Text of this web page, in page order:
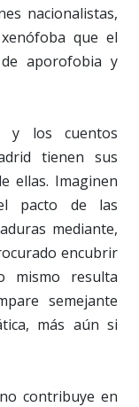
nacionalistas,
que el
aporofobia y
y los cuentos
tienen sus
ellas. Imaginen
pacto de las
mediante,
encubrir
mismo resulta
semejante
más aún si
contribuye en